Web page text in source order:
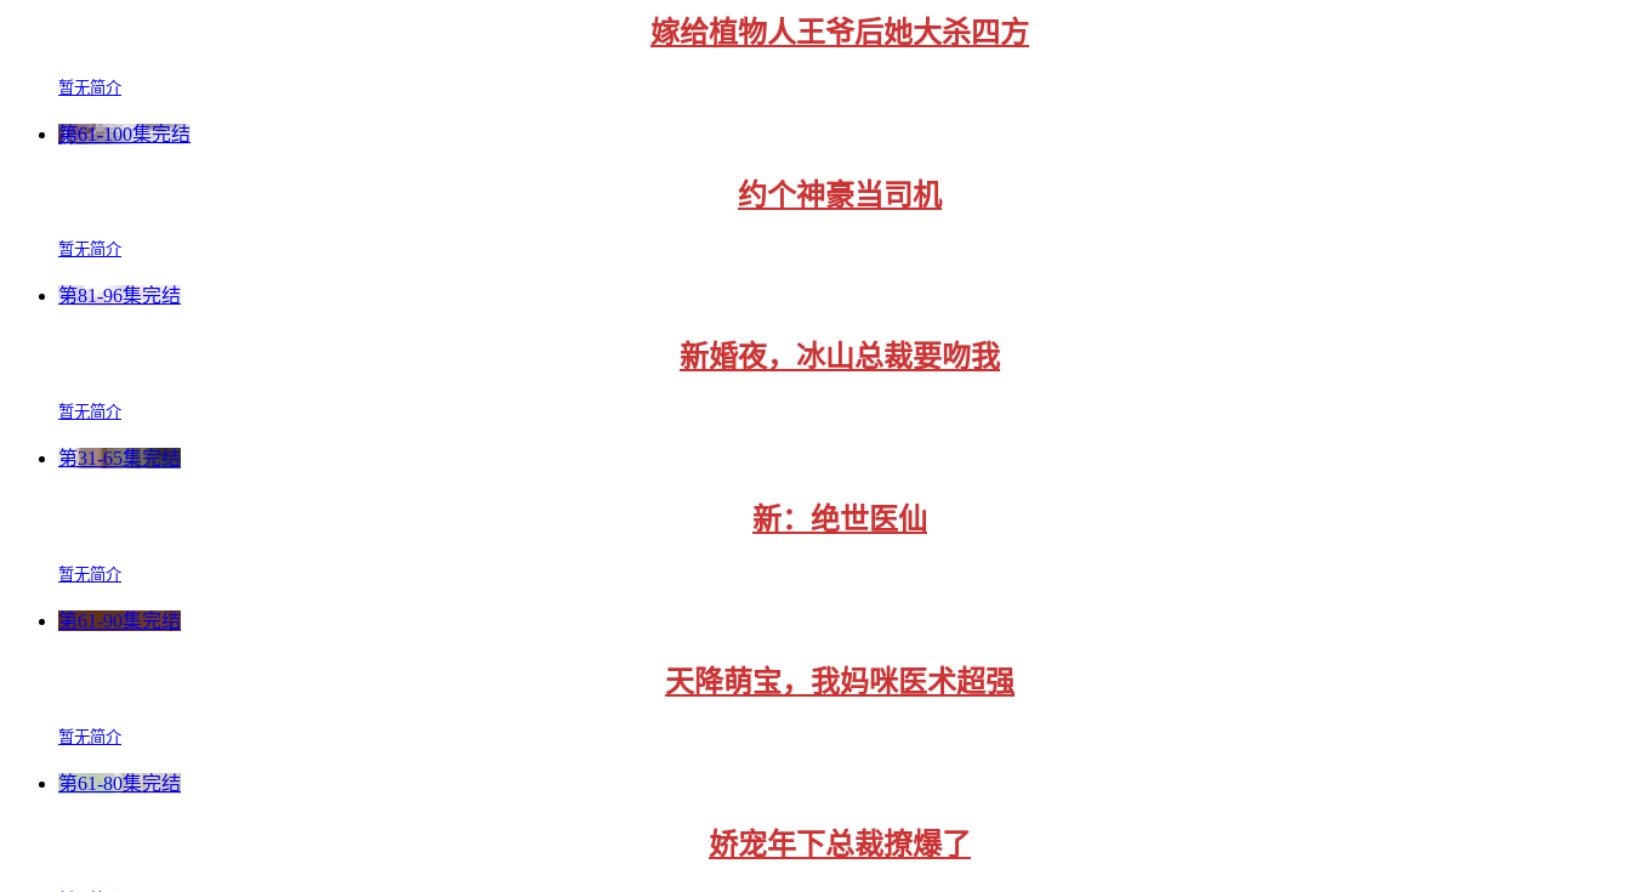
嫁给植物人王爷后她大杀四方
暂无简介
第61-100集完结
约个神豪当司机
暂无简介
第81-96集完结
新婚夜，冰山总裁要吻我
暂无简介
第31-65集完结
新：绝世医仙
暂无简介
第61-90集完结
天降萌宝，我妈咪医术超强
暂无简介
第61-80集完结
娇宠年下总裁撩爆了